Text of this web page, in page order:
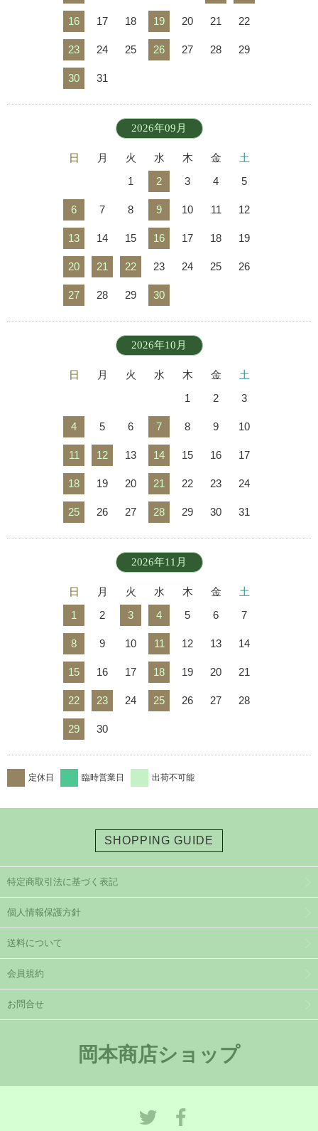
16 17 18 19 20 21 22
23 24 25 26 27 28 29
30 31
2026年09月
日 月 火 水 木 金
土
1
2 3 4 5
6 7 8 9 10 11 12
13 14 15 16 17 18 19
20 21 22 23 24 25 26
27 28 29 30
2026年10月
日 月 火 水 木 金
土
1
2 3
4 5 6 7 8 9 10
11 12 13 14 15 16 17
18 19 20 21 22 23 24
25 26 27 28 29 30 31
2026年11月
日 月 火 水 木 金
土
1
2 3 4 5 6 7
8 9 10 11 12 13 14
15 16 17 18 19 20 21
22 23 24 25 26 27 28
29 30
定休日 臨時営業日 出荷不可能
SHOPPING GUIDE
特定商取引法に基づく表記
個人情報保護方針
送料について
会員規約
お問合せ
岡本商店ショップ